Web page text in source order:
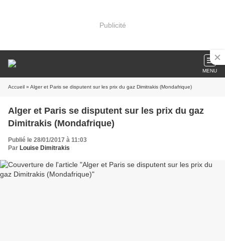
Publicité
MENU
Accueil » Alger et Paris se disputent sur les prix du gaz Dimitrakis (Mondafrique)
Alger et Paris se disputent sur les prix du gaz
Dimitrakis (Mondafrique)
Publié le 28/01/2017 à 11:03
Par Louise Dimitrakis